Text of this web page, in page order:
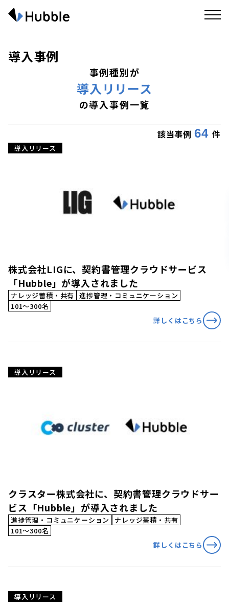
導入事例
事例種別が
導入リリース
の導入事例一覧
該当事例 64件
導入リリース
株式会社LIGに、契約書管理クラウドサービス
「Hubble」が導入されました
ナレッジ蓄積・共有 進捗管理・コミュニケーション
101〜300名
詳しくはこちら
導入リリース
クラスター株式会社に、契約書管理クラウドサー
ビス「Hubble」が導入されました
進捗管理・コミュニケーション
ナレッジ蓄積・共有
101〜300名
詳しくはこちら
導入リリース